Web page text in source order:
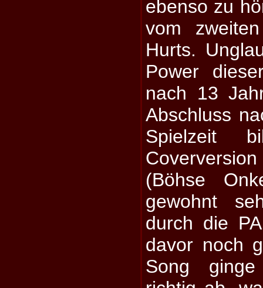
ebenso zu
vom
Hurts.
Power
nach 13
Abschluss
Spielzeit
(Böhse
gewohnt
durch die
davor noch
Song